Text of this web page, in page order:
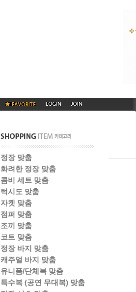
정장 맞춤
화려한 정장 맞춤
콤비 세트 맞춤
턱시도 맞춤
자켓 맞춤
점퍼 맞춤
조끼 맞춤
코트 맞춤
정장 바지 맞춤
캐주얼 바지 맞춤
유니폼/단체복 맞춤
특수복 (공연 무대복) 맞춤